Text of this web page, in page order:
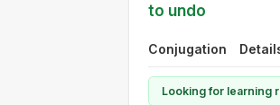
to undo
Conjugation
Looking for learning